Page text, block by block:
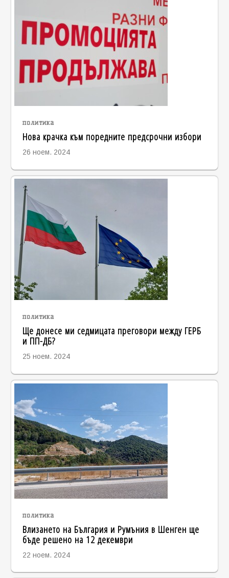
политика
Нова крачка към поредните предсрочни избори
26 ноем. 2024
политика
Ще донесе ми седмицата преговори между ГЕРБ
и ПП-ДБ?
25 ноем. 2024
политика
Влизането на България и Румъния в Шенген ще
бъде решено на 12 декември
22 ноем. 2024